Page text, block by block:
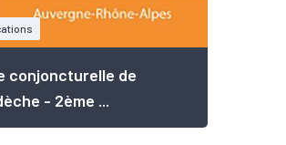
conjoncturelle de
- 2ème ...